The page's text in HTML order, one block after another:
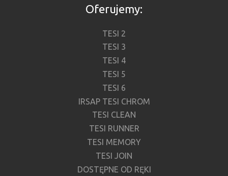
Oferujemy:
TESI 2
TESI 3
TESI 4
TESI 5
TESI 6
IRSAP TESI CHROM
TESI CLEAN
TESI RUNNER
TESI MEMORY
TESI JOIN
DOSTĘPNE OD RĘKI